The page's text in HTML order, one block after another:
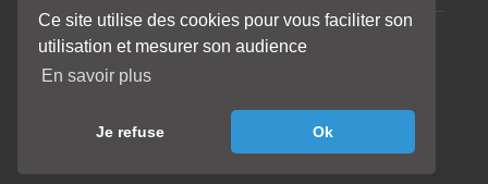
Ce site utilise des cookies pour vous faciliter son
utilisation et mesurer son audience
En savoir plus
Je refuse Ok
Copyrights © 2020-2023 All Rights Reserved by Estimateur-Immobilier.
Site d'estimation immobilière gratuite et précise.
engagement de notre part.
Nos avis de valeur ne constituent pas une expertise immobilière.